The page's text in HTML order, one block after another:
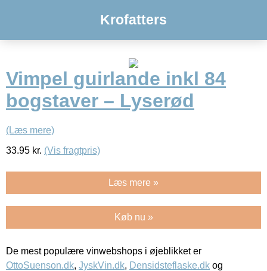
Krofatters
Vimpel guirlande inkl 84
bogstaver – Lyserød
(Læs mere)
33.95 kr. (Vis fragtpris)
Læs mere »
Køb nu »
De mest populære vinwebshops i øjeblikket er
OttoSuenson.dk, JyskVin.dk, Densidsteflaske.dk og